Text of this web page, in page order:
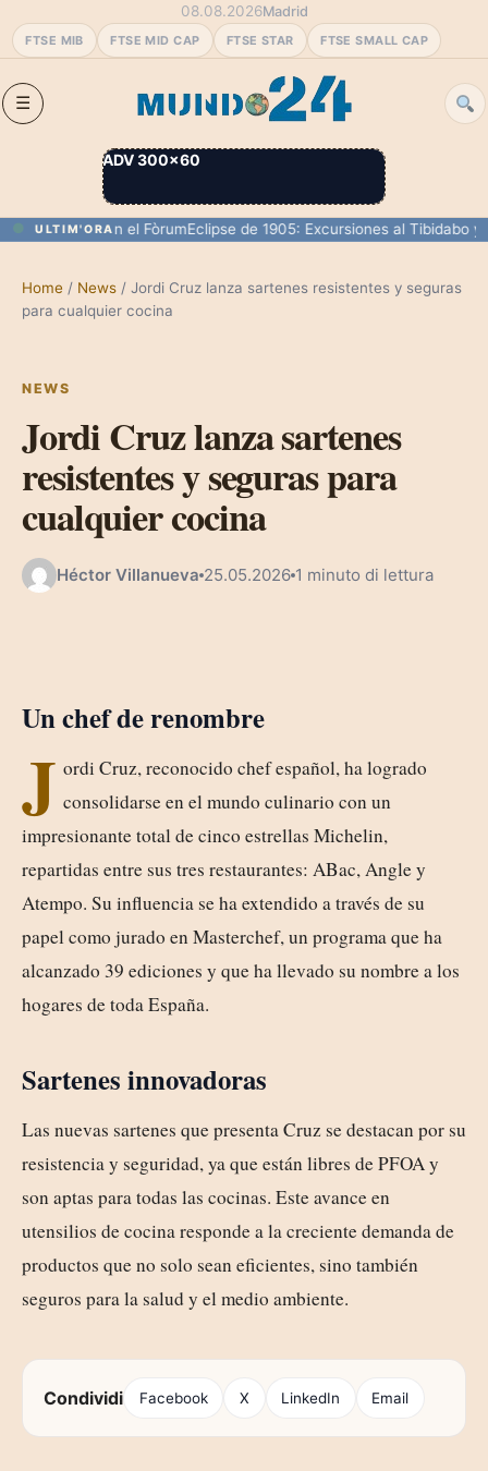
FTSE MIB FTSE MID CAP FTSE STAR FTSE SMALL CAP
08.08.2026Madrid
ADV 300×60
ULTIM'ORA
en el FòrumEclipse de 1905: Excursiones al Tibidabo y su
Home / News / Jordi Cruz lanza sartenes resistentes y seguras
para cualquier cocina
NEWS
Jordi Cruz lanza sartenes
resistentes y seguras para
cualquier cocina
Héctor Villanueva 25.05.2026 1 minuto di lettura
Un chef de renombre
J ordi Cruz, reconocido chef español, ha logrado
consolidarse en el mundo culinario con un
impresionante total de cinco estrellas Michelin,
repartidas entre sus tres restaurantes: ABac, Angle y
Atempo. Su influencia se ha extendido a través de su
papel como jurado en Masterchef, un programa que ha
alcanzado 39 ediciones y que ha llevado su nombre a los
hogares de toda España.
Sartenes innovadoras
Las nuevas sartenes que presenta Cruz se destacan por su
resistencia y seguridad, ya que están libres de PFOA y
son aptas para todas las cocinas. Este avance en
utensilios de cocina responde a la creciente demanda de
productos que no solo sean eficientes, sino también
seguros para la salud y el medio ambiente.
Condividi Facebook X LinkedIn Email